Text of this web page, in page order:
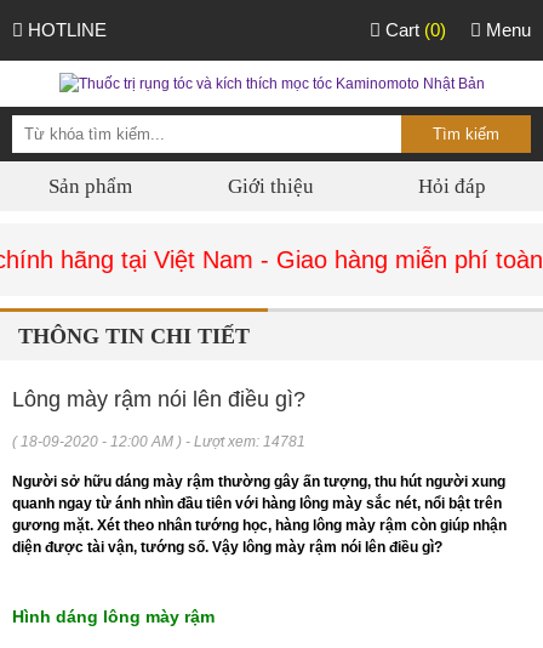
HOTLINE Menu
Cart (0)
Sản phẩm Giới thiệu Hỏi đáp
hãng tại Việt Nam - Giao hàng miễn phí toàn
THÔNG TIN CHI TIẾT
Lông mày rậm nói lên điều gì?
( 18-09-2020 - 12:00 AM ) - Lượt xem: 14781
Người sở hữu dáng mày rậm thường gây ấn tượng, thu hút người xung
quanh ngay từ ánh nhìn đầu tiên với hàng lông mày sắc nét, nổi bật trên
gương mặt. Xét theo nhân tướng học, hàng lông mày rậm còn giúp nhận
diện được tài vận, tướng số. Vậy lông mày rậm nói lên điều gì?
Hình dáng lông mày rậm